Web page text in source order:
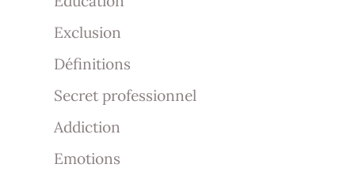
Exclusion
Définitions
Secret professionnel
Addiction
Emotions